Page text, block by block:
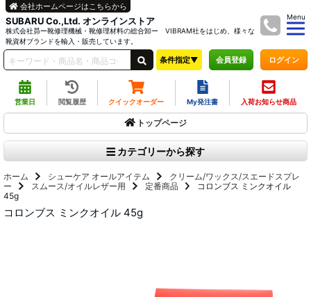
SUBARU Co.,Ltd. オンラインストア
株式会社昴ー靴修理機械・靴修理材料の総合卸ー VIBRAM社をはじめ、様々な
靴資材ブランドを輸入・販売しています。
Menu
会社ホームページはこちらから
条件指定▼ 会員登録 ログイン
営業日 閲覧履歴 クイックオーダー My発注書 入荷お知らせ商品
トップページ
カテゴリーから探す
ホーム シューケア オールアイテム
クリーム/ワックス/スエードスプレ
ー
スムース/オイルレザー用 定番商品
コロンブス ミンクオイル
45g
コロンブス ミンクオイル 45g